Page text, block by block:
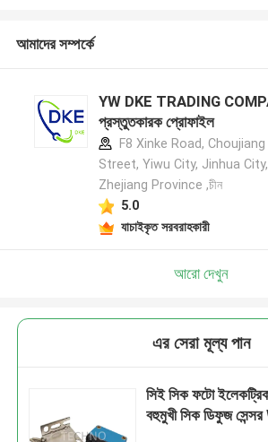
আমাদের সম্পর্কে
YW DKE TRADING
প্রস্তুতকারক প্রোফাইল
F8 Xinke Road, Choujiang
Street, Yiwu City, Jinhua City,
Zhejiang Province ,চীন
5.0
যাচাইকৃত সরবরাহকারী
আরো দেখুন
এর সেরা মূল্য পান
সিই সিক ফটো
বহুমুখী সিক ডিফুজ